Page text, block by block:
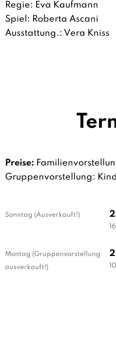
Regie: Eva Kaufmann
Spiel: Roberta Ascani
Ausstattung.: Vera Kniss
Preise:
Gruppenvorstellung:
Sonntag (Ausverkauft!)
Montag (Gruppenvorstellung
ausverkauft!)